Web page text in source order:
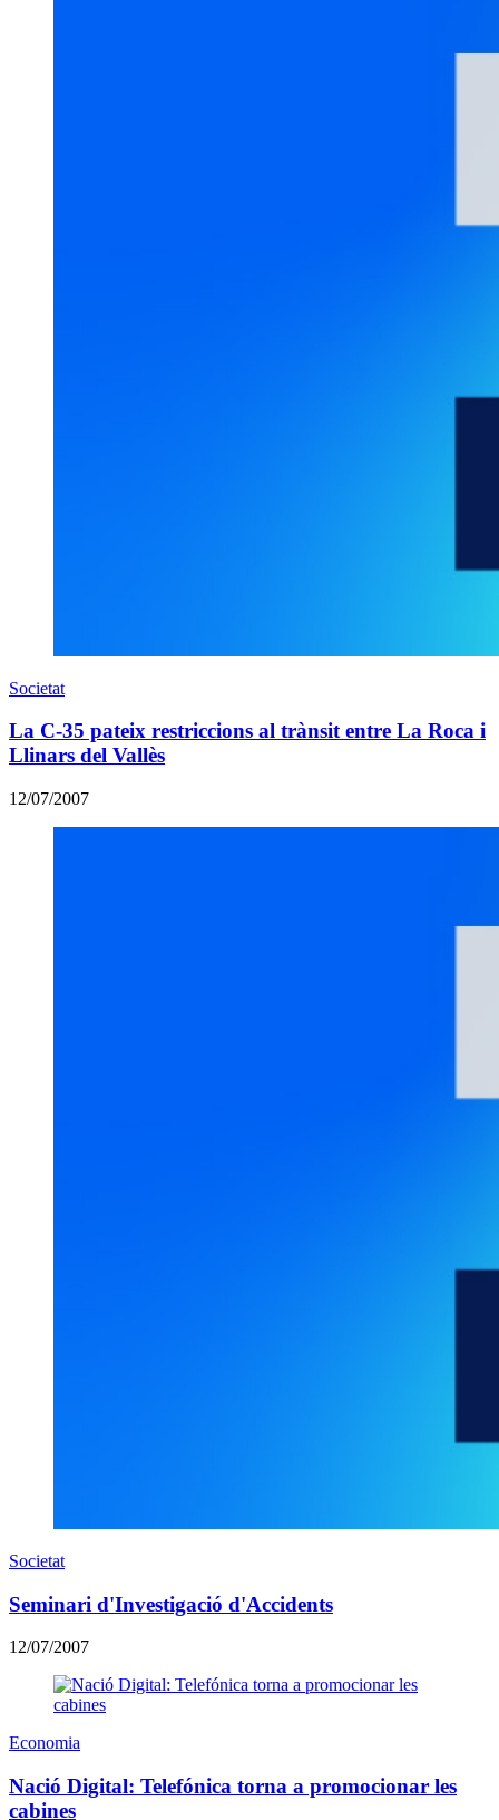
Societat
La C-35 pateix restriccions al trànsit entre La Roca i
Llinars del Vallès
12/07/2007
Societat
Seminari d'Investigació d'Accidents
12/07/2007
Economia
Nació Digital: Telefónica torna a promocionar les
cabines